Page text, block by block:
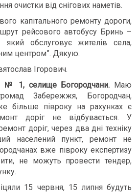
очистки від снігових наметів.
капітального ремонту дороги,
рейсового автобусу Бринь –
який обслуговує жителів села,
центром”. Дякую.
Ігорович.
№ 1, селище Богородчани. Маю
Забережжя, Богородчан,
більше півроку на рахунках є
доріг не відбувається. У
доріг, через два дні техніку
населений пункт, ремонт не
вже півроку експертизу
не можуть провести тендер,
15 червня, 15 липня будуть